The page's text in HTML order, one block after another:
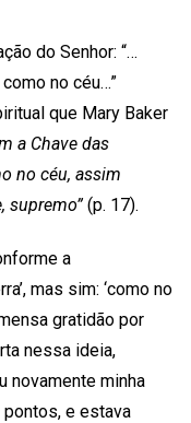
do Senhor: “…
no céu…”
que Mary Baker
a Chave das
no céu, assim
supremo”(p. 17).
a
mas sim: ‘como no
gratidão por
nessa ideia,
novamente minha
e estava